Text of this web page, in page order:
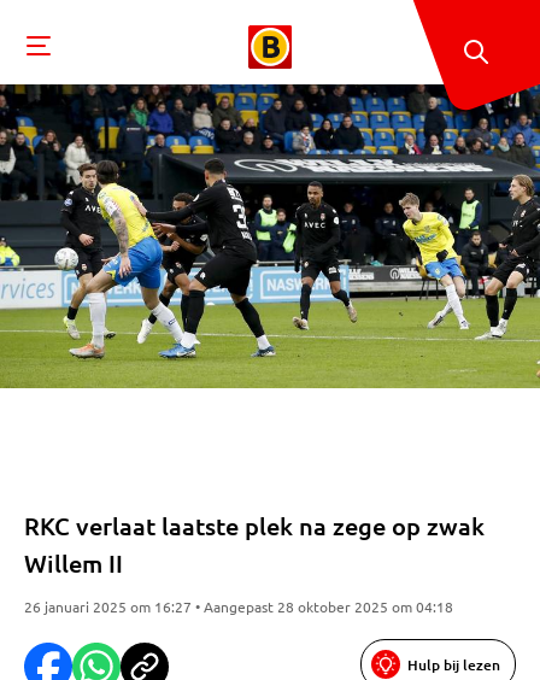
RKC verlaat laatste plek na zege op zwak
Willem II
26 januari 2025 om 16:27 • Aangepast 28 oktober 2025 om 04:18
Hulp bij lezen